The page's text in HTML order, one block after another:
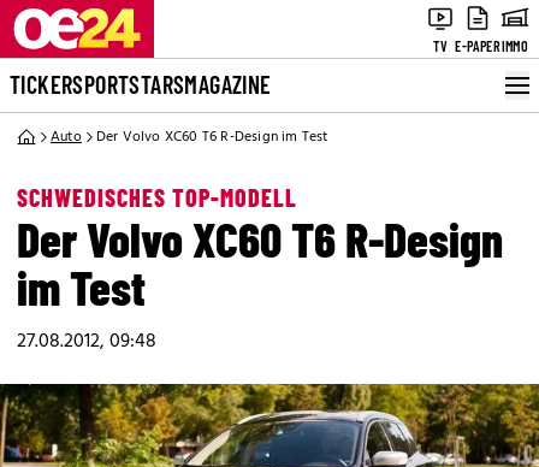
TV E-PAPERIMMO
TICKERSPORTSTARSMAGAZINE
Auto Der Volvo XC60 T6 R-Design im Test
SCHWEDISCHES TOP-MODELL
Der Volvo XC60 T6 R-Design
im Test
27.08.2012, 09:48